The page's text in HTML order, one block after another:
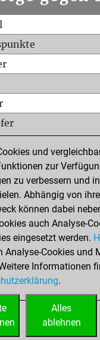
Brett
Matt
siebten
und
zur
zu verbessern und
Abhängig von
können dabei
auch Analyse-
eingesetzt werden.
Analyse-Cookies und
Informationen
.
Alles
ablehnen